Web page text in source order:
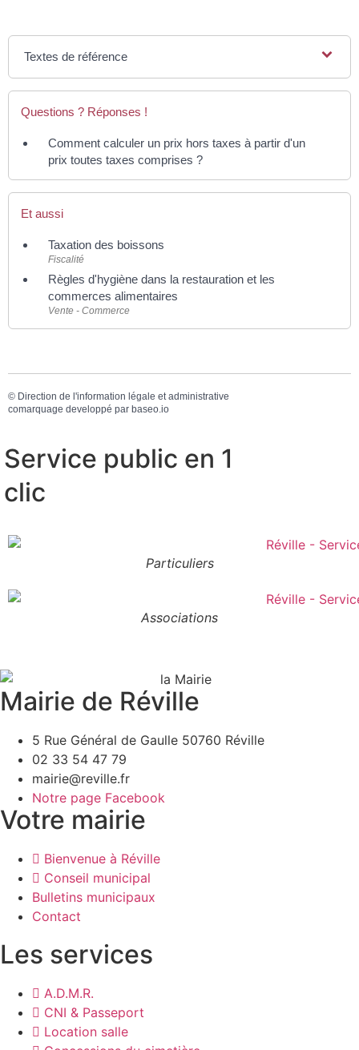
Textes de référence
Questions ? Réponses !
Comment calculer un prix hors taxes à partir d'un
prix toutes taxes comprises ?
Et aussi
Taxation des boissons
Fiscalité
Règles d'hygiène dans la restauration et les
commerces alimentaires
Vente - Commerce
© Direction de l'information légale et administrative
comarquage developpé par baseo.io
Service public en 1
clic
Particuliers
Associations
Mairie de Réville
5 Rue Général de Gaulle 50760 Réville
02 33 54 47 79
mairie@reville.fr
Notre page Facebook
Votre mairie
Bienvenue à Réville
Conseil municipal
Bulletins municipaux
Contact
Les services
A.D.M.R.
CNI & Passeport
Location salle